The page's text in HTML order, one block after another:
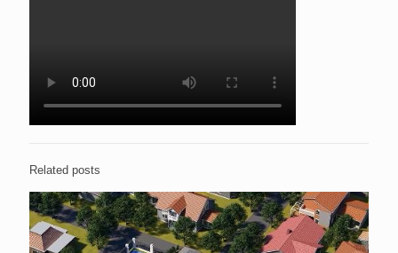
Related posts